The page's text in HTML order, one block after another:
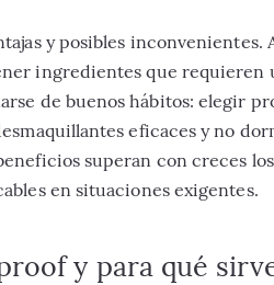
y posibles inconvenientes.
ingredientes que requieren
de buenos hábitos: elegir
eficaces y no
superan con creces
en situaciones exigentes.
y para qué